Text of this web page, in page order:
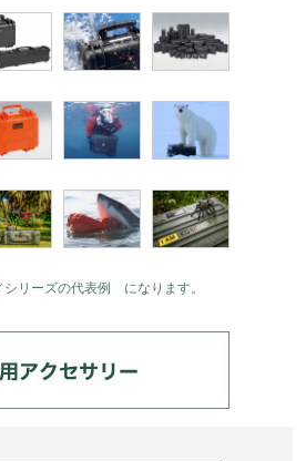
リーズの代表例 になります。